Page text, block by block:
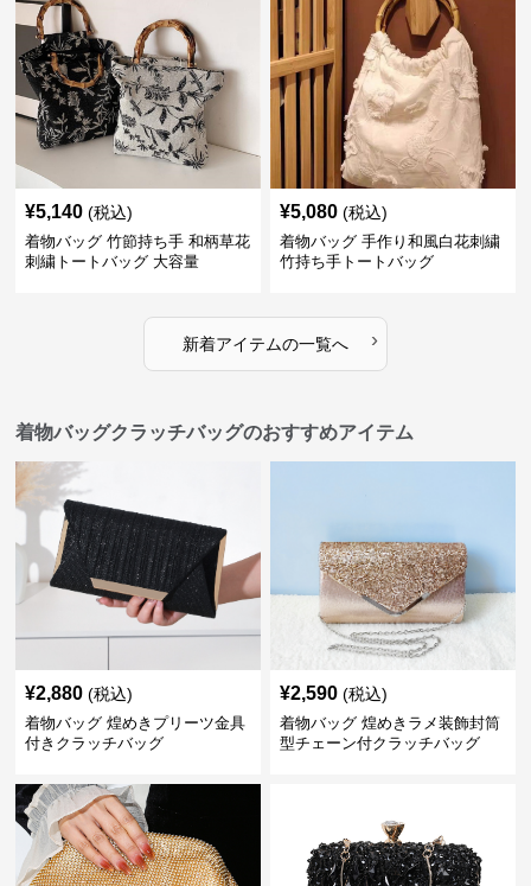
¥5,140 (税込)
着物バッグ 竹節持ち手 和柄草花
刺繍トートバッグ 大容量
¥5,080 (税込)
着物バッグ 手作り和風白花刺繍
竹持ち手トートバッグ
新着アイテムの一覧へ ›
着物バッグクラッチバッグのおすすめアイテム
¥2,880 (税込)
着物バッグ 煌めきプリーツ金具
付きクラッチバッグ
¥2,590 (税込)
着物バッグ 煌めきラメ装飾封筒
型チェーン付クラッチバッグ